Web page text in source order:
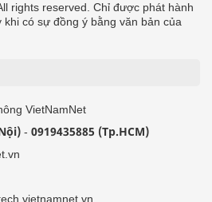
rights reserved. Chỉ được phát hành
khi có sự đồng ý bằng văn bản của
VietNamNet
- 0919435885 (Tp.HCM)